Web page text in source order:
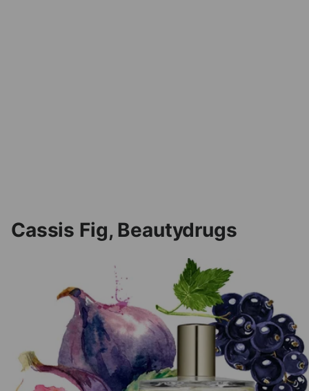
Cassis Fig, Beautydrugs